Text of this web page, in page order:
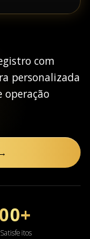
com
personalizada
operação